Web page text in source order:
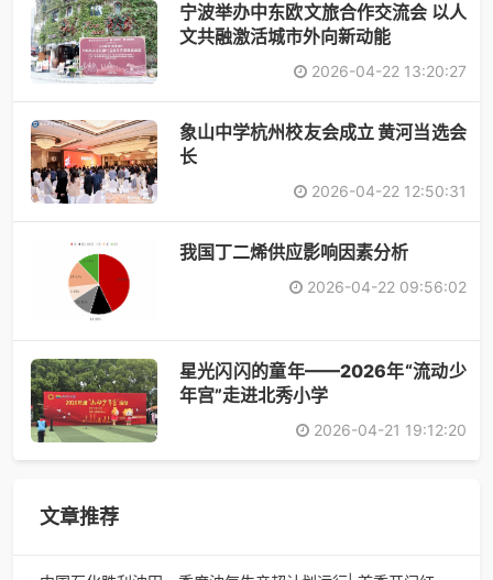
宁波举办中东欧文旅合作交流会 以人
文共融激活城市外向新动能
2026-04-22 13:20:27
象山中学杭州校友会成立 黄河当选会
长
2026-04-22 12:50:31
​我国丁二烯供应影响因素分析
2026-04-22 09:56:02
星光闪闪的童年——2026年“流动少
年宫”走进北秀小学
2026-04-21 19:12:20
文章推荐